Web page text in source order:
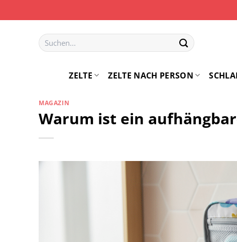
Inhalt
Suchen
nach:
ZELTE ZELTE NACH PERSON
MAGAZIN
Warum ist ein